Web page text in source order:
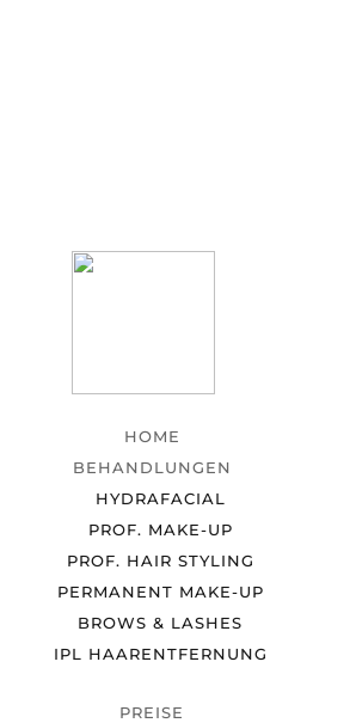
HOME
BEHANDLUNGEN
HYDRAFACIAL
PROF. MAKE-UP
PROF. HAIR STYLING
PERMANENT MAKE-UP
BROWS & LASHES
IPL HAARENTFERNUNG
PREISE